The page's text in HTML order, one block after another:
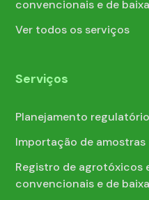
convencionais e de
Ver todos os serviços
Serviços
Planejamento
Importação de amostras
Registro de agrotóxicos
convencionais e de